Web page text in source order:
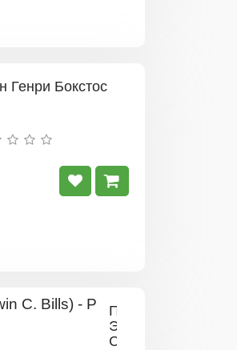
Генри Бокстос
Пион
Эдвин
С.